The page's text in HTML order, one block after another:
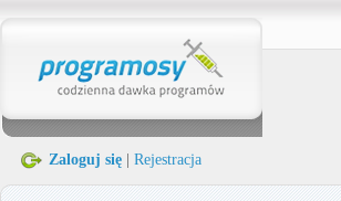
Zaloguj się Rejestracja